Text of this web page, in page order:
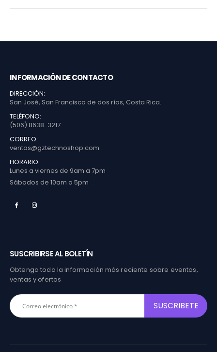
INFORMACIÓN DE CONTACTO
DIRECCIÓN:
San José, San Francisco de dos ríos, Costa Rica.
TELÉFONO:
(506) 8638-3217
CORREO:
ventas@gztechnoshop.com
HORARIO:
Lunes a viernes de 9am a 7pm
Sábados de 10am a 5pm
SUSCRIBIRSE AL BOLETÍN
Obtenga toda la información más reciente sobre eventos,
ventas y ofertas